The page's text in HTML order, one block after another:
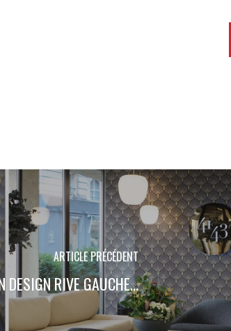
ARTICLE PRÉCÉDENT
DESIGN RIVE GAUCHE…